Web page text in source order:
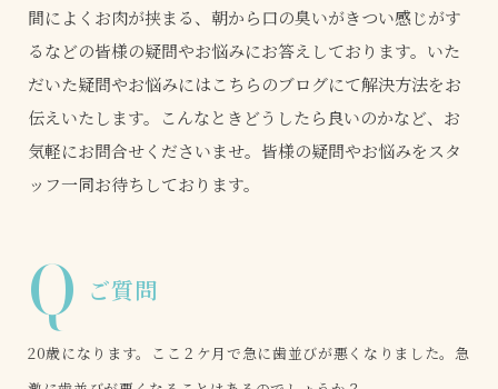
間によくお肉が挟まる、朝から口の臭いがきつい感じがす
るなどの皆様の疑問やお悩みにお答えしております。いた
だいた疑問やお悩みにはこちらのブログにて解決方法をお
伝えいたします。こんなときどうしたら良いのかなど、お
気軽にお問合せくださいませ。皆様の疑問やお悩みをスタ
ッフ一同お待ちしております。
Q ご質問
20歳になります。ここ２ケ月で急に歯並びが悪くなりました。急